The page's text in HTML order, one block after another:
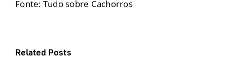
Fonte: Tudo sobre Cachorros
Related Posts